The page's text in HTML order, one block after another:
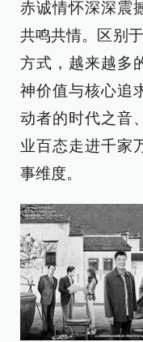
赤诚情怀深深震
共鸣共情。区别
方式，越来越多
神价值与核心追
动者的时代之音
业百态走进千家
事维度。